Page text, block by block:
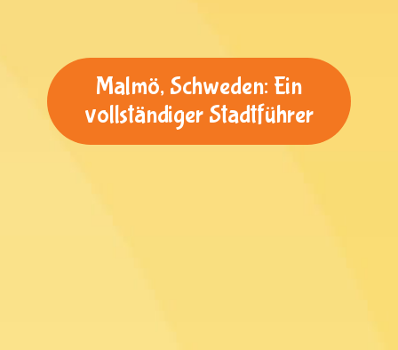
Malmö, Schweden: Ein
vollständiger Stadtführer